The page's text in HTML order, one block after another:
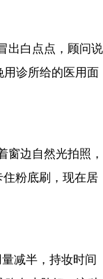
出白点点，顾问说
用诊所给的医用面
窗边自然光拍照，
粉底刷，现在居
量减半，持妆时间